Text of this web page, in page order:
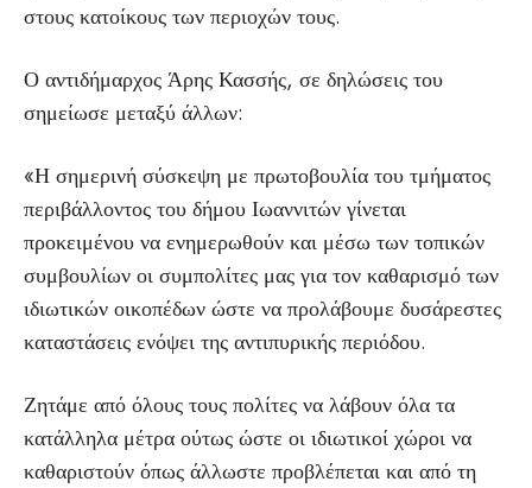
στους κατοίκους των περιοχών τους.
Ο αντιδήμαρχος Άρης Κασσής, σε δηλώσεις του
σημείωσε μεταξύ άλλων:
«Η σημερινή σύσκεψη με πρωτοβουλία του τμήματος
περιβάλλοντος του δήμου Ιωαννιτών γίνεται
προκειμένου να ενημερωθούν και μέσω των τοπικών
συμβουλίων οι συμπολίτες μας για τον καθαρισμό των
ιδιωτικών οικοπέδων ώστε να προλάβουμε δυσάρεστες
καταστάσεις ενόψει της αντιπυρικής περιόδου.
Ζητάμε από όλους τους πολίτες να λάβουν όλα τα
κατάλληλα μέτρα ούτως ώστε οι ιδιωτικοί χώροι να
καθαριστούν όπως άλλωστε προβλέπεται και από τη